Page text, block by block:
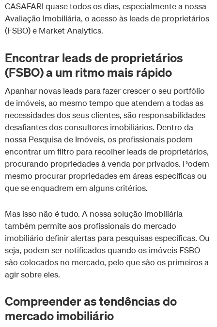
CASAFARI quase todos os dias, especialmente a nossa
Avaliação Imobiliária, o acesso às leads de proprietários
(FSBO) e Market Analytics.
Encontrar leads de proprietários
(FSBO) a um ritmo mais rápido
Apanhar novas leads para fazer crescer o seu portfólio
de imóveis, ao mesmo tempo que atendem a todas as
necessidades dos seus clientes, são responsabilidades
desafiantes dos consultores imobiliários. Dentro da
nossa Pesquisa de Imóveis, os profissionais podem
encontrar um filtro para recolher leads de proprietários,
procurando propriedades à venda por privados. Podem
mesmo procurar propriedades em áreas específicas ou
que se enquadrem em alguns critérios.
Mas isso não é tudo. A nossa solução imobiliária
também permite aos profissionais do mercado
imobiliário definir alertas para pesquisas específicas. Ou
seja, podem ser notificados quando os imóveis FSBO
são colocados no mercado, pelo que são os primeiros a
agir sobre eles.
Compreender as tendências do
mercado imobiliário